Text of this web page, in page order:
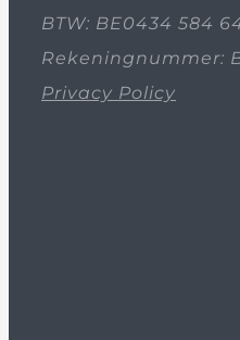
BTW: BE0434 584
Rekeningnummer:
Privacy Policy